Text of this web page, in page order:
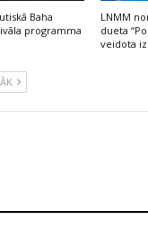
Baha
programma
LNMM
dueta
veidota